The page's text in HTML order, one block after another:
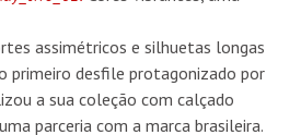
assimétricos e silhuetas longas
primeiro desfile protagonizado por
a sua coleção com calçado
parceria com a marca brasileira.